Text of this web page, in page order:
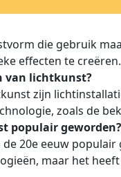
die gebruik
effecten te creëren.
van lichtkunst?
zijn
zoals de
populair geworden?
20e eeuw
maar het